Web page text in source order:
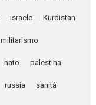
israele Kurdistan
militarismo
nato palestina
russia sanità